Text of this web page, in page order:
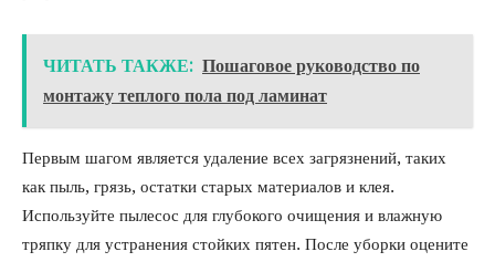
ЧИТАТЬ ТАКЖЕ: Пошаговое руководство по
монтажу теплого пола под ламинат
Первым шагом является удаление всех загрязнений, таких
как пыль, грязь, остатки старых материалов и клея.
Используйте пылесос для глубокого очищения и влажную
тряпку для устранения стойких пятен. После уборки оцените